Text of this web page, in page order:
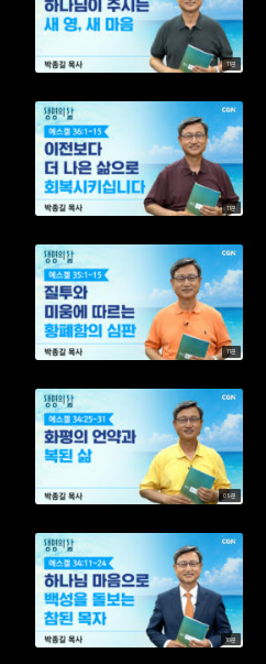
11분
11분
11분
09분
10분